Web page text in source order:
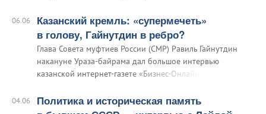
«Пятерочки» в Казани висят соответствующие
объявления.
06.06
Казанский кремль: «супермечеть»
в голову, Гайнутдин в ребро?
Глава Совета муфтиев России (СМР) Равиль Гайнутдин
накануне Ураза-байрама дал большое интервью
казанской интернет-газете «Бизнес-Онлайн» («БО»).
своему опыту строительства Соборной мечети Москвы и
собственному видению межрелигиозных и
04.06
Политика и историческая память